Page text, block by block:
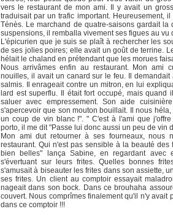
vers le restaurant de mon ami. Il y avait un
traduisait par un trafic important. Heureusement,
Ténès. Le marchand de quatre-saisons gardait
suspensions, il remballa vivement ses figues au
L'épicurien que je suis se plaît à rechercher les
de ses jolies poires; elle avait un goût de terrine.
hélait le chaland en prétendant que les morues
Nous arrivâmes enfin au restaurant. Mon ami
nouilles, il avait un canard sur le feu. Il
salmis. Il enrageait contre un mitron, en lui
lard est superflu. Il était fort occupé, mais
saluer avec empressement. Son aide
s'apercevoir que son mouton bouillait. Il nous
un coup de vin blanc !". " C'est à l'ami que
porto, il me dit "Passe lui donc aussi un peu de vin
Mon ami dut retourner à ses fourneaux, nous
restaurant. Qui n'est pas sensible à la beauté
bien belles" lança Sabine, en regardant avec
s'évertuant sur leurs frites. Quelles bonnes
s'amusait à biseauter les frites dans son assiette,
ses frites. Un client au comptoir essayait
nageait dans son bock. Dans ce brouhaha
couvert. Nous comprîmes finalement qu'il n'y avait
dans ce comptoir !!!